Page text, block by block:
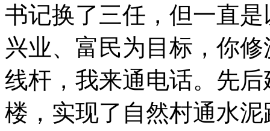
书记换了三任，但一直
兴业、富民为目标，你
线杆，我来通电话。先
楼，实现了自然村通水